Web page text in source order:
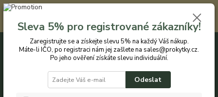
Registrovaným zákazníkům nabízíme slevu 5% na každý nákup. Máte-li
IČO, po registraci nám jej zašlete na sales@prokytky.cz. Po jeho ověření
získáte slevu individuální. Přejít na registraci →
CZK
+420 774 544 973 0ks
Sleva 5% pro registrované zákazníky!
Zaregistrujte se a získejte slevu 5% na každý Váš nákup.
Máte-li IČO, po registraci nám jej zašlete na sales@prokytky.cz.
Po jeho ověření získáte slevu individuální.
Odeslat